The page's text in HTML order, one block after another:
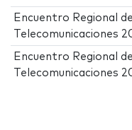
Encuentro Regional de
Telecomunicaciones
Encuentro Regional de
Telecomunicaciones